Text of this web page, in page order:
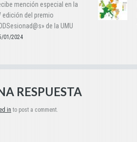
mención especial en la
edición del premio
de la UMU
01/2024
RESPUESTA
in to post a comment.